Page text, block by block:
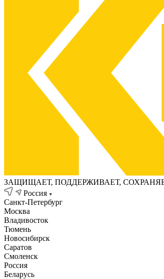
ЗАЩИЩАЕТ, ПОДДЕРЖИВАЕТ,
Россия
Санкт-Петербург
Москва
Владивосток
Тюмень
Новосибирск
Саратов
Смоленск
Россия
Беларусь